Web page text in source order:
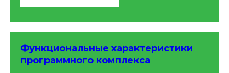
Функциональные характеристики
программного комплекса